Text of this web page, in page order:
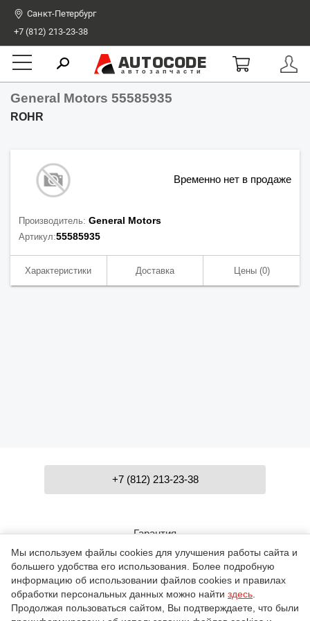
Санкт-Петербург
+7 (812) 213-23-38
AUTOCODE
автозапчасти
General Motors 55585935
ROHR
Временно нет в продаже
Производитель: General Motors
Артикул:55585935
Характеристики Доставка Цены(0)
+7 (812) 213-23-38
Гарантия
Контакты
Мы используем файлы cookies для улучшения работы сайта и
большего удобства его использования. Более подробную
информацию об использовании файлов cookies и правилах
обработки персональных данных можно найти здесь
Продолжая пользоваться сайтом, Вы подтверждаете, что были